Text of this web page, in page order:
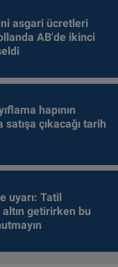
asgari ücretleri
AB'de ikinci
hapının
satışa çıkacağı tarih
uyarı: Tatil
getirirken bu